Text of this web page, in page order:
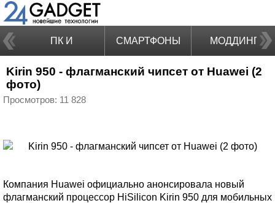
ПК И
НОУТБУКИ
СМАРТФОНЫ МОДДИНГ
Kirin 950 - флагманский чипсет от Huawei (2
фото)
Просмотров: 11 828
Компания Huawei официально анонсировала новый
флагманский процессор HiSilicon Kirin 950 для мобильных